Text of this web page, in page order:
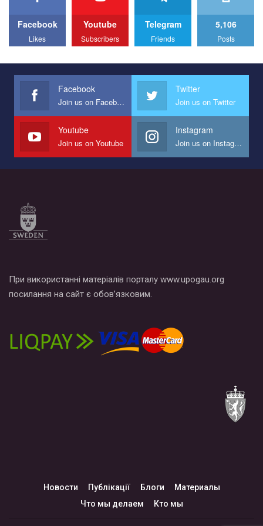
Facebook
Likes
Youtube
Subscribers
Telegram
Friends
5,106
Posts
Facebook
Join us on Facebook
Twitter
Join us on Twitter
Youtube
Join us on Youtube
Instagram
Join us on Instagram
При використанні матеріалів порталу www.upogau.org
посилання на сайт є обов’язковим.
Новости Публікації Блоги
Материалы
Что мы делаем
Кто мы